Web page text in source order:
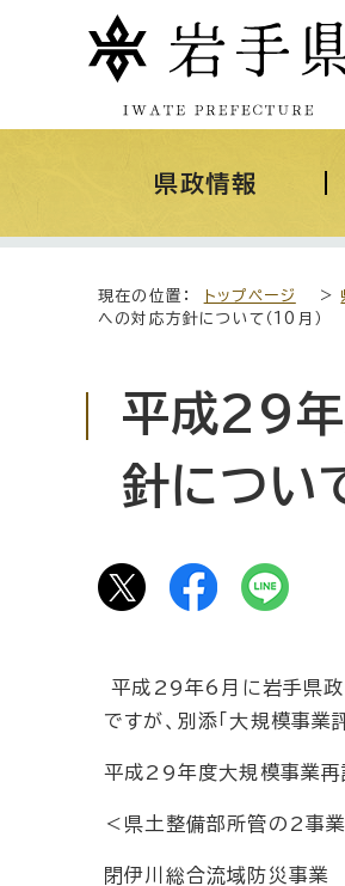
県政情報
現在の位置： トップページ >
への対応方針について（10月）
平成29年
針につい
平成29年6月に岩手県政
ですが、別添「大規模事
平成29年度大規模事業再
＜県土整備部所管の2事
閉伊川総合流域防災事業